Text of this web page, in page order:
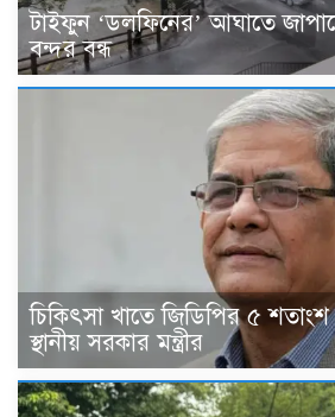
টাইফুন ‘ডলফিনের’ আঘাতে
বন্দর বন্ধ
চিকিৎসা খাতে জিডিপির ৫ শতাংশ
স্থানীয় সরকার মন্ত্রীর